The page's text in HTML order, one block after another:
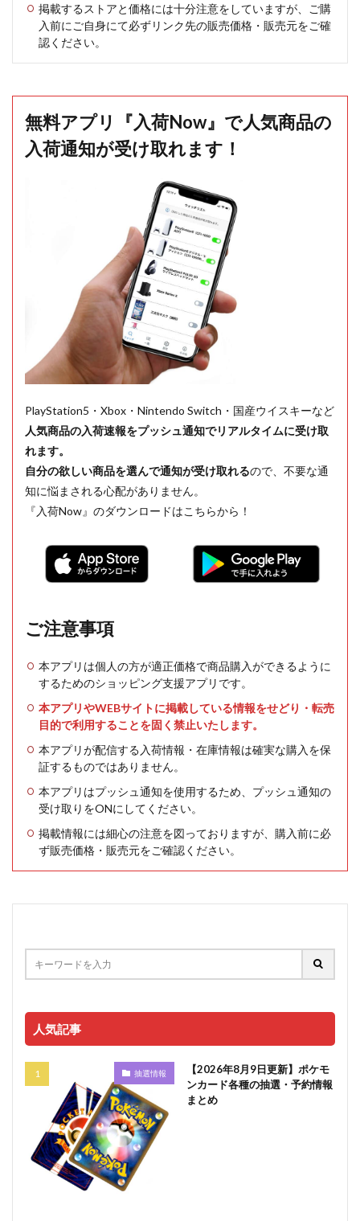
掲載するストアと価格には十分注意をしていますが、ご購
入前にご自身にて必ずリンク先の販売価格・販売元をご確
認ください。
無料アプリ『入荷Now』で人気商品の
入荷通知が受け取れます！
PlayStation5・Xbox・Nintendo Switch・国産ウイスキーなど
人気商品の入荷速報をプッシュ通知でリアルタイムに受け取
れます。
自分の欲しい商品を選んで通知が受け取れるので、不要な通
知に悩まされる心配がありません。
『入荷Now』のダウンロードはこちらから！
ご注意事項
本アプリは個人の方が適正価格で商品購入ができるように
するためのショッピング支援アプリです。
本アプリやWEBサイトに掲載している情報をせどり・転売
目的で利用することを固く禁止いたします。
本アプリが配信する入荷情報・在庫情報は確実な購入を保
証するものではありません。
本アプリはプッシュ通知を使用するため、プッシュ通知の
受け取りをONにしてください。
掲載情報には細心の注意を図っておりますが、購入前に必
ず販売価格・販売元をご確認ください。
人気記事
抽選情報
【2026年8月9日更新】ポケモ
ンカード各種の抽選・予約情報
まとめ